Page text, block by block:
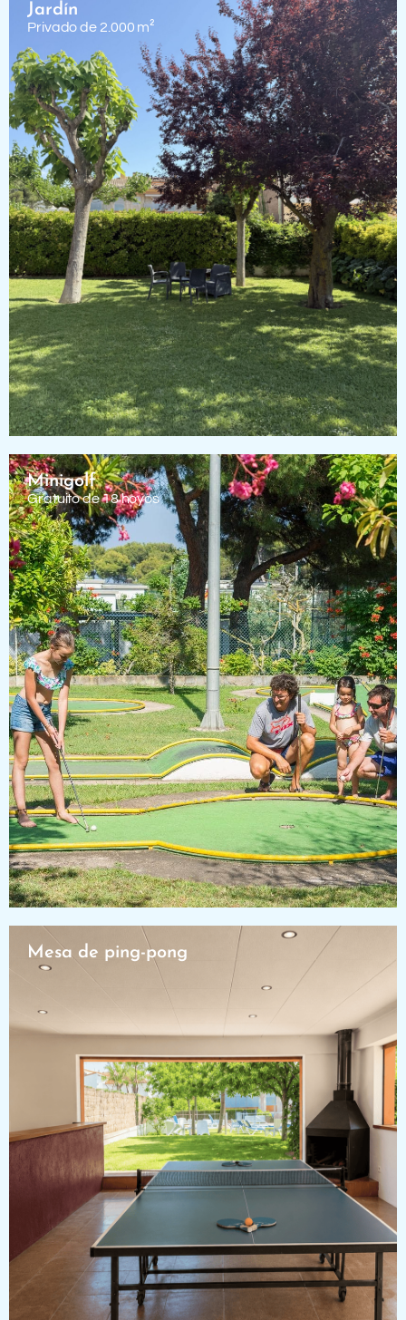
Jardín
Privado de 2.000 m²
Minigolf
Gratuito de 18 hoyos
Mesa de ping-pong